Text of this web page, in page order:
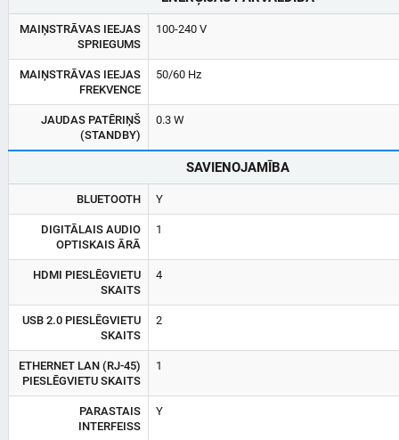
MAIŅSTRĀVAS IEEJAS
SPRIEGUMS
100-240 V
MAIŅSTRĀVAS IEEJAS
FREKVENCE
50/60 Hz
JAUDAS PATĒRIŅŠ
(STANDBY)
0.3 W
SAVIENOJAMĪBA
BLUETOOTH Y
DIGITĀLAIS AUDIO
OPTISKAIS ĀRĀ
1
HDMI PIESLĒGVIETU
SKAITS
4
USB 2.0 PIESLĒGVIETU
SKAITS
2
ETHERNET LAN (RJ-45)
PIESLĒGVIETU SKAITS
1
PARASTAIS
INTERFEISS
Y